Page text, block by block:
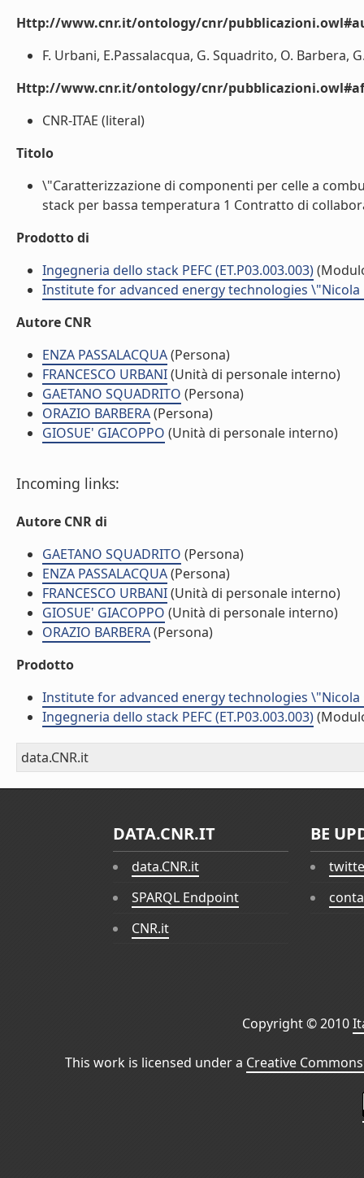
Http://www.cnr.it/ontology/cnr/
F. Urbani, E.Passalacqua, G. Squadrito, O. Barbera,
Http://www.cnr.it/ontology/cnr/
CNR-ITAE (literal)
Titolo
\"Caratterizzazione di componenti per celle a
stack per bassa temperatura 1 Contratto di
Prodotto di
Ingegneria dello stack PEFC (ET.P03.003.003)
Institute for advanced energy technologies \"Nicola
Autore CNR
ENZA PASSALACQUA(Persona)
FRANCESCO URBANI(Unità di personale interno)
GAETANO SQUADRITO (Persona)
ORAZIO BARBERA(Persona)
GIOSUE' GIACOPPO (Unità di personale interno)
Incoming links:
Autore CNR di
GAETANO SQUADRITO (Persona)
ENZA PASSALACQUA(Persona)
FRANCESCO URBANI(Unità di personale interno)
GIOSUE' GIACOPPO (Unità di personale interno)
ORAZIO BARBERA(Persona)
Prodotto
Institute for advanced energy technologies \"Nicola
Ingegneria dello stack PEFC (ET.P03.003.003)
data.CNR.it
DATA.CNR.IT
data.CNR.it
SPARQL Endpoint
CNR.it
BE
Copyright © 2010
This work is licensed under a Creative